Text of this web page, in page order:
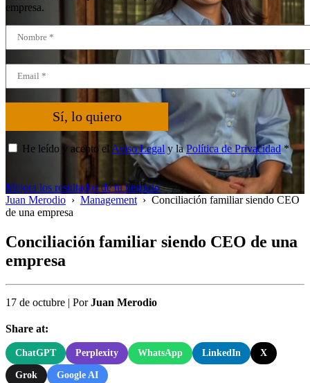
empresa.
Sí, lo quiero
He leído y acepto el Aviso Legal y laPolítica de Privacidad*
Mejora los resultados de tu negocio
Juan Merodio › Management › Conciliación familiar siendo CEO
de una empresa
Conciliación familiar siendo CEO de una
empresa
17 de octubre | PorJuan Merodio
Share at:
ChatGPT Perplexity WhatsApp LinkedIn X
Grok Google AI